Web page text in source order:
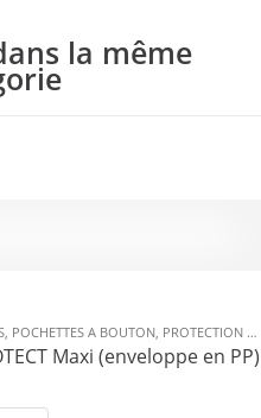
la même
, POCHETTES A BOUTON, PROTECTION & PRÉSENTATION
Maxi (enveloppe en PP)